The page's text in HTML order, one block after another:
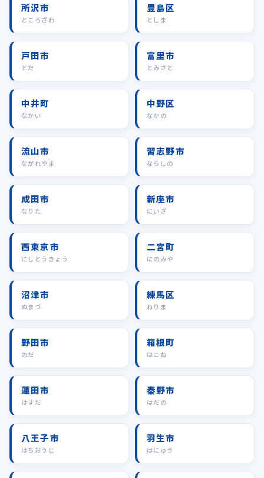
所沢市
ところざわ
豊島区
としま
戸田市
とだ
富里市
とみさと
中井町
なかい
中野区
なかの
流山市
ながれやま
習志野市
ならしの
成田市
なりた
新座市
にいざ
西東京市
にしとうきょう
二宮町
にのみや
沼津市
ぬまづ
練馬区
ねりま
野田市
のだ
箱根町
はこね
蓮田市
はすだ
秦野市
はだの
八王子市
はちおうじ
羽生市
はにゅう